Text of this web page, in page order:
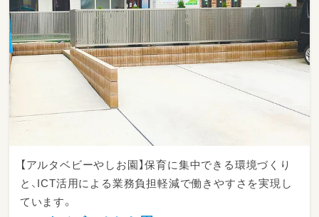
【アルタベビーやしお園】保育に集中できる環境づくり
と、ICT活用による業務負担軽減で働きやすさを実現し
ています。